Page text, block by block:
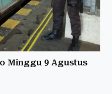
Minggu 9 Agustus